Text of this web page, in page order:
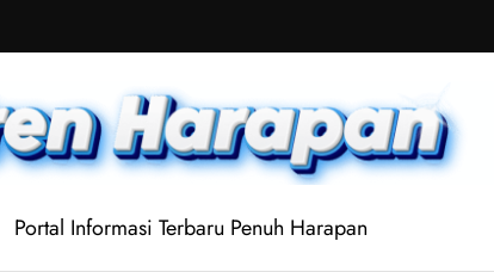
Portal Informasi Terbaru Penuh Harapan